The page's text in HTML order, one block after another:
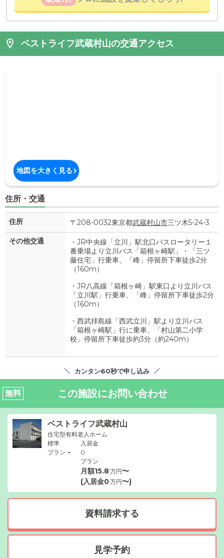
ベストライフ武蔵村山の交通アクセス
地図を大きく見る
住所・交通
住所 〒208-0032東京都武蔵村山市三ツ木5-24-3
その他交通
・JR中央線「立川」駅北口バスロータリー１
番乗場より立川バス「箱根ヶ崎駅」・「三ツ
藤住宅」行乗車、「峰」停留所下車徒歩2分
（160m）
・JR八高線「箱根ヶ崎」駅東口より立川バス
「立川駅」行乗車、「峰」停留所下車徒歩2分
（160m）
・西武拝島線「西武立川」駅より立川バス
「箱根ヶ崎駅」行に乗車、「村山第二小学
校」停留所下車徒歩約3分（約240m）
カンタン60秒で申し込み
無料 この施設にお問い合わせ
ベストライフ武蔵村山
住宅型有料老人ホーム
標準
プラン -
入居金
0
プラン
月額15.8万円〜
(入居金0万円〜)
資料請求する
見学予約